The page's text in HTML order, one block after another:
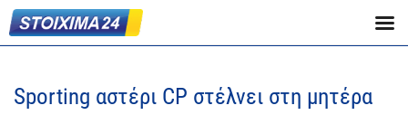
Sporting αστέρι CP στέλνει στη μητέρα